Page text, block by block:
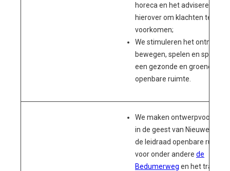
horeca en het adviseren
hierover om klachten te
voorkomen;
We stimuleren het
bewegen, spelen en sporten
een gezonde en groene
openbare ruimte.
We maken
in de geest van Nieuwe
de leidraad openbare ruimte,
voor onder andere de
Bedumerweg en het tracé